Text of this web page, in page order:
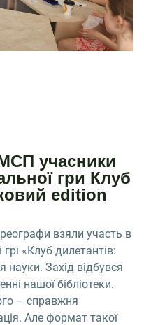
учасники
гри Клуб
edition
взяли участь в
грі «Клуб дилетантів:
Захід відбувся
нашої бібліотеки.
– справжня
Але формат такої